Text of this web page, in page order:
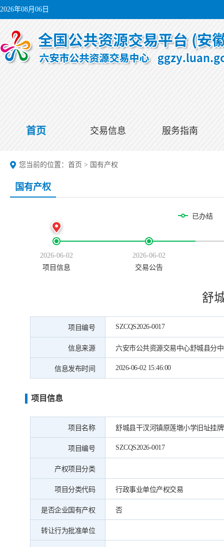
2026年08月06日
首页 交易信息 服务指南
您当前的位置： 首页 > 国有产权
国有产权
已办结
2026-06-02
项目信息
2026-06-02
交易公告
舒
项目编号 SZCQS2026-0017
信息来源 六安市公共资源交易中心舒城县分
信息发布时间 2026-06-02 15:46:00
项目信息
项目名称 舒城县干汊河镇原莲墩小学旧址挂
项目编号 SZCQS2026-0017
产权项目分类
项目分类代码 行政事业单位产权交易
是否企业国有产权 否
转让行为批准单位